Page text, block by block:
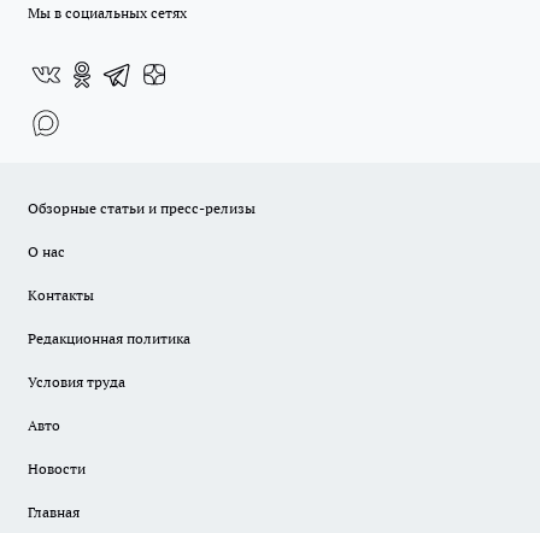
Мы в социальных сетях
Обзорные статьи и пресс-релизы
О нас
Контакты
Редакционная политика
Условия труда
Авто
Новости
Главная